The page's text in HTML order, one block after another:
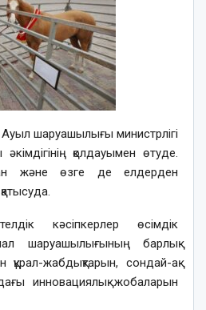
шаруашылығы министрлігі
қолдауымен өтуде.
және өзге де елдерден
кәсіпкерлер өсімдік
шаруашылығының барлық
құрал-жабдықтарын, сондай-ақ
инновациялық жобаларын